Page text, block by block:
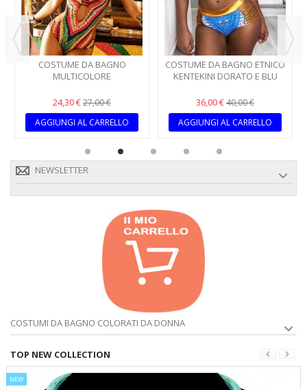
COSTUME DA BAGNO
MULTICOLORE
24,30 €27,00 €
AGGIUNGI AL CARRELLO
COSTUME DA BAGNO ETNICO
KENTEKINI DORATO E BLU
36,00 €40,00 €
AGGIUNGI AL CARRELLO
NEWSLETTER
COSTUMI DA BAGNO COLORATI DA DONNA
TOP NEW COLLECTION
NEW